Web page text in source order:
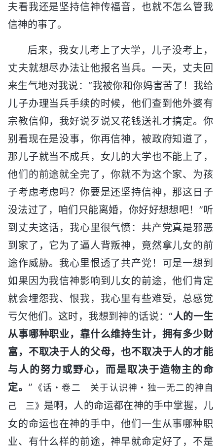
夫看我还是坚持信神传福音，也就不怎么管我
信神的事了。
后来，我女儿考上了大学，儿子没考上，
丈夫就想尽办法让他报名当兵。一天，丈夫回
来生气地对我说：“我被你和你妈害苦了！我给
儿子办理当兵手续的时候，他们查到他外婆有
宗教信仰，我好说歹说又花钱送礼才搞定。你
别看现在是没事，你再信神，被政府知道了，
那儿子就当不成兵，女儿的大学也不能上了，
他们的前途就全完了，你就不为这个家、为孩
子考虑考虑吗？你要是还坚持信神，那这日子
没法过了，咱们只能离婚，你好好想想吧！”听
到丈夫这话，我心里很气愤：共产党真是邪恶
到家了，它为了逼人背叛神，竟然拿儿女的前
途作威胁。我心里恨透了共产党！可是一想到
如果因为我信神影响到儿女的前途，他们肯定
就会埋怨我、恨我，我心里有些难受，总感觉
亏欠他们。这时，我想到神的话说：“人的一生
从事哪种职业，靠什么维持生计，拥有多少财
富，不取决于人的父母，也不取决于人的才能
与人的努力或野心，而是取决于造物主的命
定。” 《话・卷二 关于认识神・独一无二的神自
己 三》 是啊，人的命运都在神的手中掌握，儿
女的命运也在神的手中，他们一生从事哪种职
业、有什么样的前途，神早就命定好了，不是